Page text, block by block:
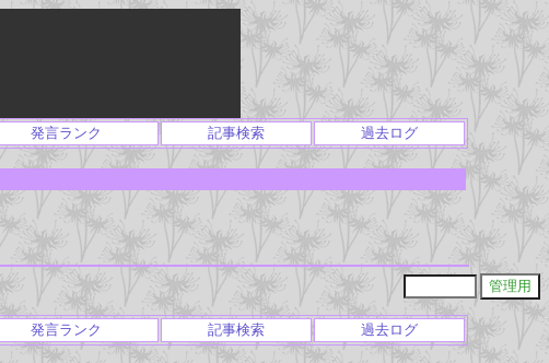
発言ランク 記事検索 過去ログ
発言ランク 記事検索 過去ログ